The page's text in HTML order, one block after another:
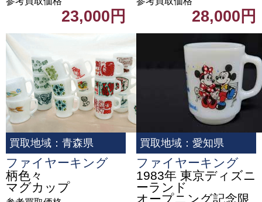
23,000円 28,000円
買取地域：青森県
ファイヤーキング
柄色々
マグカップ
買取地域：愛知県
ファイヤーキング
1983年 東京ディズニ
ーランド
オープニング記念限